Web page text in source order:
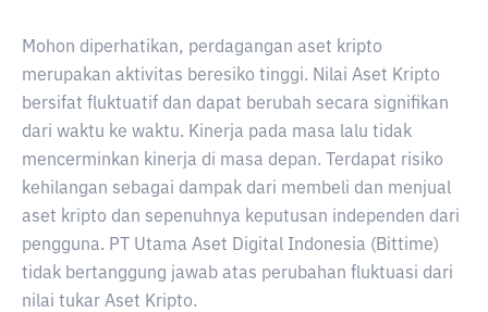
Mohon diperhatikan, perdagangan aset kripto
merupakan aktivitas beresiko tinggi. Nilai Aset Kripto
bersifat fluktuatif dan dapat berubah secara signifikan
dari waktu ke waktu. Kinerja pada masa lalu tidak
mencerminkan kinerja di masa depan. Terdapat risiko
kehilangan sebagai dampak dari membeli dan menjual
aset kripto dan sepenuhnya keputusan independen dari
pengguna. PT Utama Aset Digital Indonesia (Bittime)
tidak bertanggung jawab atas perubahan fluktuasi dari
nilai tukar Aset Kripto.